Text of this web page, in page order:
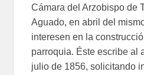
Cámara del Arzobispo de
Aguado, en abril del
interesen en la
parroquia. Éste escribe al
julio de 1856, solicitando